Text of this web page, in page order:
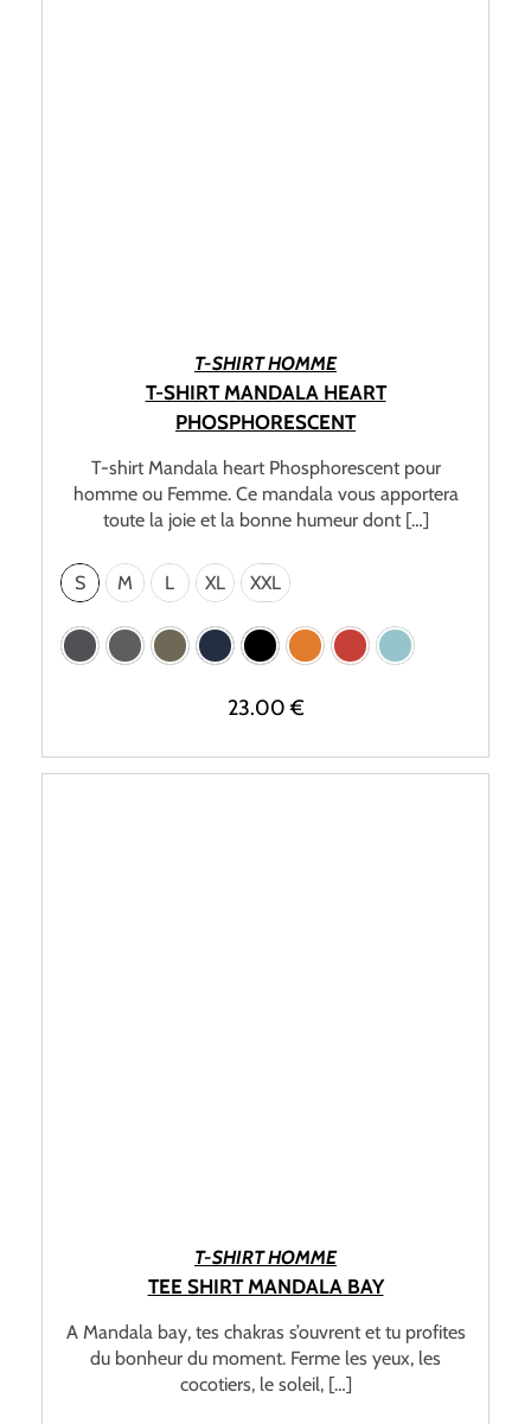
T-SHIRT HOMME
T-SHIRT MANDALA HEART
PHOSPHORESCENT
T-shirt Mandala heart Phosphorescent pour
homme ou Femme. Ce mandala vous apportera
toute la joie et la bonne humeur dont […]
S M L XL XXL
23.00€
T-SHIRT HOMME
TEE SHIRT MANDALA BAY
A Mandala bay, tes chakras s’ouvrent et tu profites
du bonheur du moment. Ferme les yeux, les
cocotiers, le soleil, […]